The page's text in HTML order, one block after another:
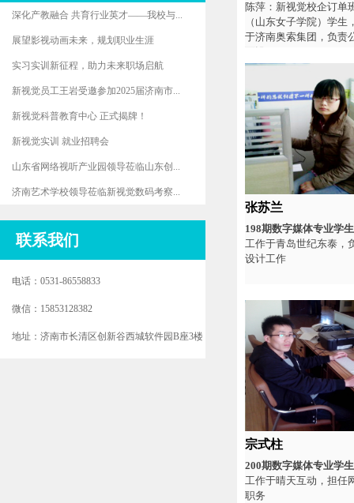
深化产教融合 共育行业英才——我校与...
展望影视动画未来，规划职业生涯
实习实训新征程，助力未来职场启航
新视觉员工王岩受邀参加2025届济南市...
新视觉科普教育中心 正式揭牌！
新视觉实训 就业招聘会
山东省网络视听产业园领导莅临山东创...
济南艺术学校领导莅临新视觉数码考察...
联系我们
电话：0531-86558833
微信：15853128382
地址：济南市长清区创新谷西城软件园B座3楼
陈萍：新视觉校企订单
（山东女子学院）学生
于济南奥索集团，负责
张苏兰
198期数字媒体专业学生
工作于青岛世纪东泰，
设计工作
宗式柱
200期数字媒体专业学生
工作于晴天互动，担任
职务